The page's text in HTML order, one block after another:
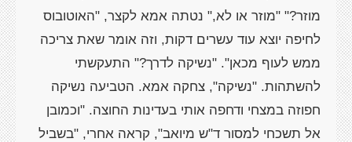
מוזר?" "מוזר או לא," נטתה אמא לקצר, "האוטובוס
לחיפה יוצא עוד עשרים דקות, וזה אומר שאת צריכה
ממש לעוף מכאן". "נשיקה לדרך?" התעקשתי
להשתהות. "נשיקה", צחקה אמא. הטביעה נשיקה
חפוזה במצחי ודחפה אותי בעדינות החוצה. "וכמובן
אל תשכחי למסור ד"ש מיואב", קראה אחרי, "בשביל